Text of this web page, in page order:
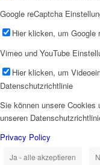
Google reCaptcha
Hier klicken, um Google
Vimeo und YouTube
Hier klicken, um
Datenschutzrichtlinie
Sie können unsere
unseren
Privacy Policy
Ja - alle akzeptieren